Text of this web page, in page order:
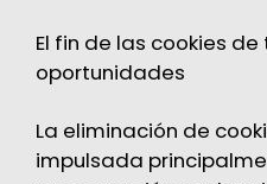
El fin de las cookies
oportunidades
La eliminación de
impulsada